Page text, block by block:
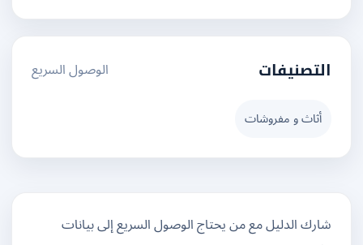
التصنيفات الوصول السريع
أثاث و مفروشات
شارك الدليل مع من يحتاج الوصول السريع إلى بيانات